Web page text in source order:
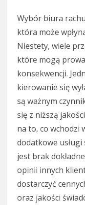
Wybór biura
która może
Niestety, wiele
które mogą
konsekwencji.
kierowanie się
są ważnym
się z niższą
na to, co wchodzi
dodatkowe usługi
jest brak
opinii innych
dostarczyć
oraz jakości